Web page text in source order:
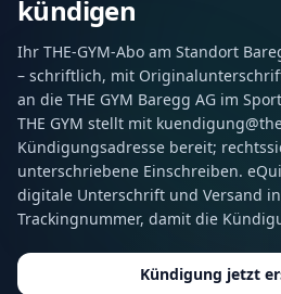
kündigen
Ihr THE-GYM-Abo am Standort
– schriftlich, mit
an die THE GYM Baregg AG im
THE GYM stellt mit
Kündigungsadresse bereit;
unterschriebene Einschreiben.
digitale Unterschrift und Versand
Trackingnummer, damit die
Kündigung jetzt